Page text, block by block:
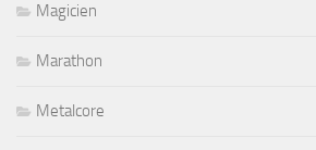
Magicien
Marathon
Metalcore